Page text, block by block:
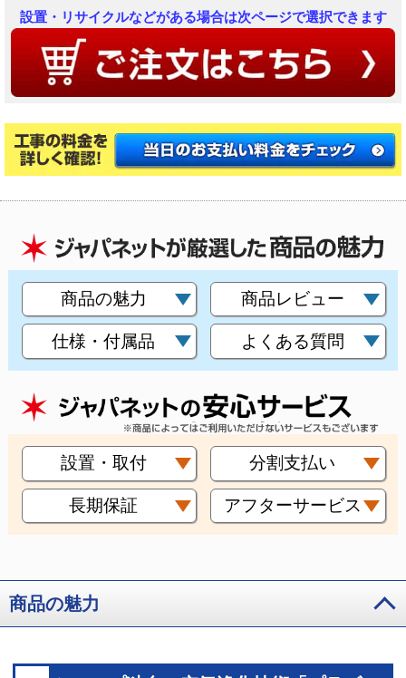
設置・リサイクルなどがある場合は次ページで選択できます
商品の魅力 商品レビュー
仕様・付属品 よくある質問
設置・取付 分割支払い
長期保証 アフターサービス
商品の魅力